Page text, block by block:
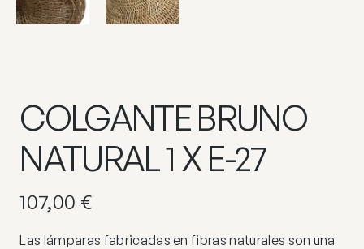
COLGANTE BRUNO
NATURAL 1 X E-27
107,00 €
Las lámparas fabricadas en fibras naturales son una